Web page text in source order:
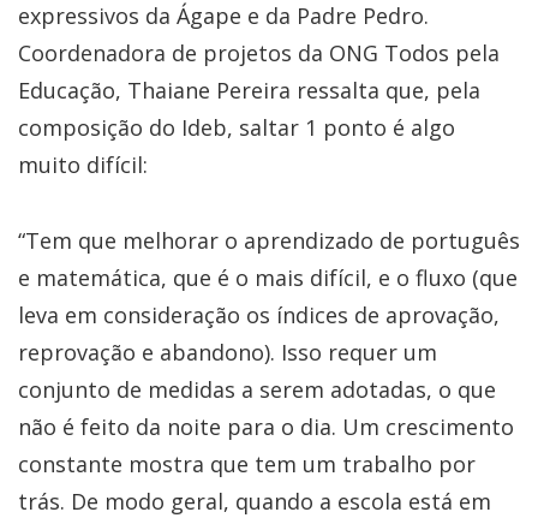
expressivos da Ágape e da Padre Pedro.
Coordenadora de projetos da ONG Todos pela
Educação, Thaiane Pereira ressalta que, pela
composição do Ideb, saltar 1 ponto é algo
muito difícil:
“Tem que melhorar o aprendizado de português
e matemática, que é o mais difícil, e o fluxo (que
leva em consideração os índices de aprovação,
reprovação e abandono). Isso requer um
conjunto de medidas a serem adotadas, o que
não é feito da noite para o dia. Um crescimento
constante mostra que tem um trabalho por
trás. De modo geral, quando a escola está em